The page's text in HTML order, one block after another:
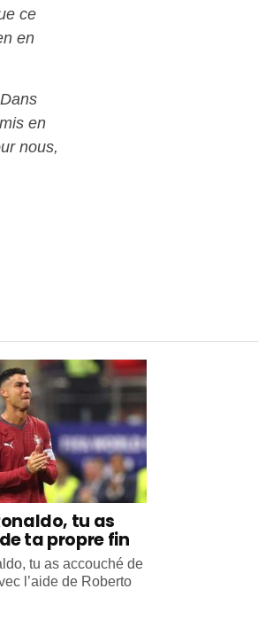
ce
en
Dans
en
nous,
tu as
ta propre fin
tu as accouché de
l’aide de Roberto